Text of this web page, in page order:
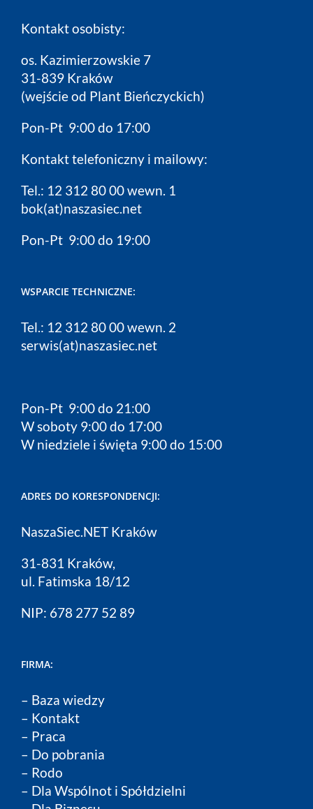
Kontakt osobisty:
os. Kazimierzowskie 7
31-839 Kraków
(wejście od Plant Bieńczyckich)
Pon-Pt 9:00 do 17:00
Kontakt telefoniczny i mailowy:
Tel.: 12 312 80 00 wewn. 1
bok(at)naszasiec.net
Pon-Pt 9:00 do 19:00
WSPARCIE TECHNICZNE:
Tel.: 12 312 80 00 wewn. 2
serwis(at)naszasiec.net
Pon-Pt 9:00 do 21:00
W soboty 9:00 do 17:00
W niedziele i święta 9:00 do 15:00
ADRES DO KORESPONDENCJI:
NaszaSiec.NET Kraków
31-831 Kraków,
ul. Fatimska 18/12
NIP: 678 277 52 89
FIRMA:
– Baza wiedzy
– Kontakt
– Praca
– Do pobrania
– Rodo
– Dla Wspólnot i Spółdzielni